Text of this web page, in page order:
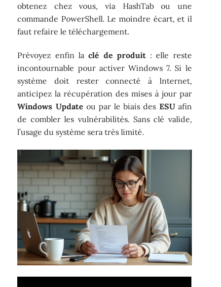
obtenez chez vous, via HashTab ou une
commande PowerShell. Le moindre écart, et il
faut refaire le téléchargement.
Prévoyez enfin laclé de produit: elle reste
incontournable pour activer Windows 7. Si le
système doit rester connecté à Internet,
anticipez la récupération des mises à jour par
Windows Update ou par le biais des ESUafin
de combler les vulnérabilités. Sans clé valide,
l’usage du système sera très limité.